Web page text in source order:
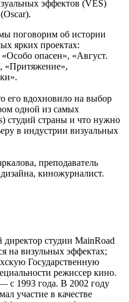
эффектов (VES)
поговорим об истории
ярких проектах:
опасен», «Август.
«Притяжение»,
его вдохновило на выбор
одной из самых
студий страны и что нужно
в индустрии визуальных
преподаватель
киножурналист.
студии MainRoad
на визульных эффектах;
Государственную
режиссер кино.
с 1993 года. В 2002 году
участие в качестве